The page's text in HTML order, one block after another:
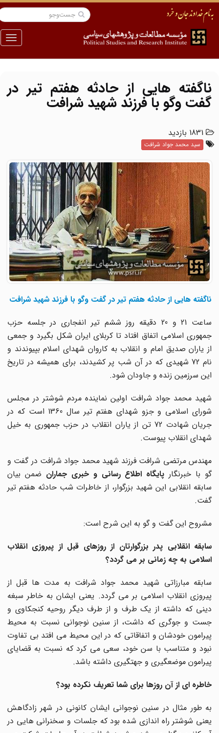
منو
ناگفته هایی از حادثه هفتم تیر در
گفت وگو با فرزند شهید شرافت
1831 بازدید
سید محمد جواد شرافت
ناگفته هایی از حادثه هفتم تیر در گفت وگو با فرزند شهید شرافت
ساعت 21 و 20 دقیقه روز ششم تیر انفجاری در جلسه حزب
جمهوری اسلامی اتفاق افتاد تا کربلای ایران شکل بگیرد و جمعی
از یاران صدیق امام و انقلاب به کاروان شهدای اسلام بپیوندند و
نام 72 شهیدی که در آن شب پر کشیدند، برای همیشه در تاریخ
این سرزمین زنده و جاودان شود.
شهید محمد جواد شرافت اولین نماینده مردم شوشتر در مجلس
شورای اسلامی و جزو شهدای هفتم تیر سال 1360 است که در
جریان شهادت 72 تن از یاران انقلاب در حزب جمهوری به خیل
شهدای انقلاب پیوست.
مهندس مرتضی شرافت فرزند شهید محمد جواد شرافت در گفت و
گو با خبرنگارپایگاه اطلاع رسانی و خبری جمارانضمن بیان
سابقه انقلابی این شهید بزرگوار، از خاطرات شب حادثه هفتم تیر
گفت.
مشروح این گفت و گو به این شرح است:
سابقه انقلابی پدر بزرگوارتان از روزهای قبل از پیروزی انقلاب
اسلامی به چه زمانی بر می گردد؟
سابقه مبارزاتی شهید محمد جواد شرافت به مدت ها قبل از
پیروزی انقلاب اسلامی بر می گردد. یعنی ایشان به خاطر سبغه
دینی که داشته از یک طرف و از طرف دیگر روحیه کنجکاوی و
جست و جوگری که داشت، از سنین نوجوانی نسبت به محیط
پیرامون خودشان و اتفاقاتی که در این محیط می افتد بی تفاوت
نبود و متناسب با سن خود، سعی می کرد که نسبت به قضایای
پیرامون موضعگیری و جهتگیری داشته باشد.
خاطره ای از آن روزها برای شما تعریف نکرده بود؟
به طور مثال در سنین نوجوانی ایشان کانونی در شهر زادگاهش
یعنی شوشتر راه اندازی شده بود که جلسات و سخنرانی هایی در